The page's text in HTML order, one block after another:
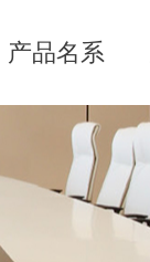
产品名系